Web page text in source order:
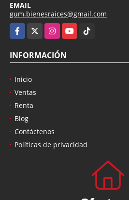
EMAIL
gum.bienesraices@gmail.com
Facebook
InstagramYouTubeTikTok
INFORMACIÓN
Inicio
Ventas
Renta
Blog
Contáctenos
Políticas de privacidad